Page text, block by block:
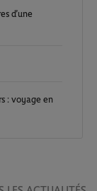
d’une
: voyage en